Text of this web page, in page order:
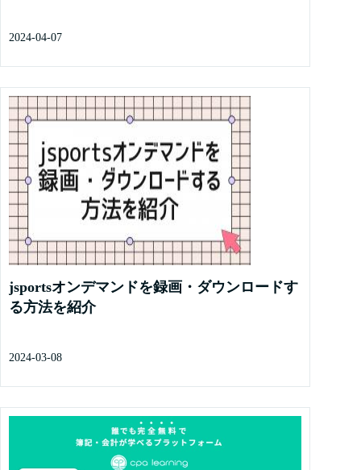
2024-04-07
jsportsオンデマンドを録画・ダウンロードす
る方法を紹介
2024-03-08